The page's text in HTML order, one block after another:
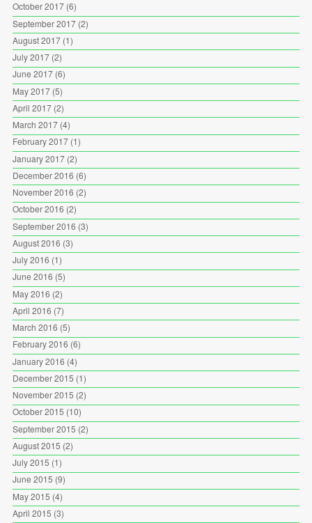
October 2017(6)
September 2017(2)
August 2017(1)
July 2017(2)
June 2017(6)
May 2017(5)
April 2017(2)
March 2017(4)
February 2017(1)
January 2017(2)
December 2016 (6)
November 2016 (2)
October 2016 (2)
September 2016 (3)
August 2016 (3)
July 2016 (1)
June 2016 (5)
May 2016 (2)
April 2016 (7)
March 2016 (5)
February 2016 (6)
January 2016 (4)
December 2015 (1)
November 2015 (2)
October 2015 (10)
September 2015 (2)
August 2015 (2)
July 2015 (1)
June 2015 (9)
May 2015 (4)
April 2015 (3)